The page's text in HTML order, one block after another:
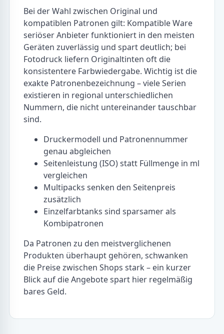
Bei der Wahl zwischen Original und
kompatiblen Patronen gilt: Kompatible Ware
seriöser Anbieter funktioniert in den meisten
Geräten zuverlässig und spart deutlich; bei
Fotodruck liefern Originaltinten oft die
konsistentere Farbwiedergabe. Wichtig ist die
exakte Patronenbezeichnung – viele Serien
existieren in regional unterschiedlichen
Nummern, die nicht untereinander tauschbar
sind.
Druckermodell und Patronennummer
genau abgleichen
Seitenleistung (ISO) statt Füllmenge in ml
vergleichen
Multipacks senken den Seitenpreis
zusätzlich
Einzelfarbtanks sind sparsamer als
Kombipatronen
Da Patronen zu den meistverglichenen
Produkten überhaupt gehören, schwanken
die Preise zwischen Shops stark – ein kurzer
Blick auf die Angebote spart hier regelmäßig
bares Geld.